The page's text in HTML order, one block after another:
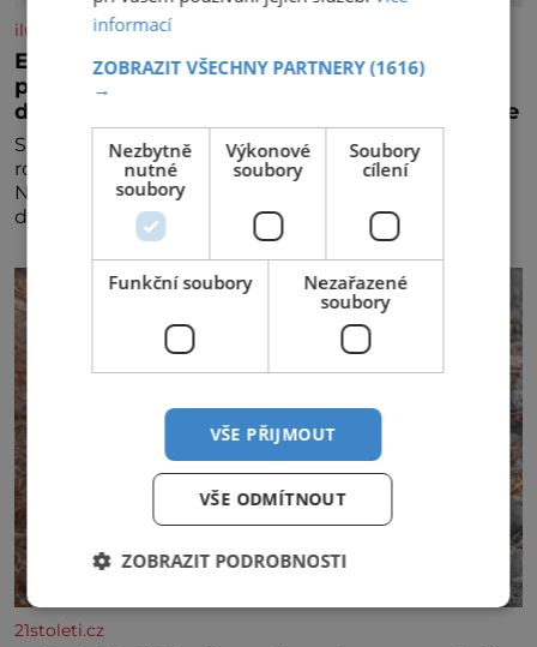
iluxus.cz
Emirates a South African Airways rozšiřují
partnerství. Cestujícím nově zpřístupní
dalších devět destinací v jižní a střední Africe
Společnosti Emirates a South African Airways (SAA)
rozšiřují svou dlouholetou codesharovou spolupráci.
Nová reciproční dohoda zpřístupní cestujícím devět
dalších destinací v jižní a střední Africe a u
21stoleti.cz
informací
ZOBRAZIT VŠECHNY PARTNERY(1616)
→
Nezbytně
nutné
soubory
Výkonové
soubory
Soubory
cílení
Funkční soubory
Nezařazené
soubory
VŠE PŘIJMOUT
VŠE ODMÍTNOUT
ZOBRAZIT PODROBNOSTI